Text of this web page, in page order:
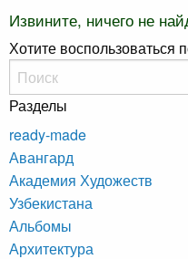
Извините, ничего не
Хотите воспользоваться
Разделы
ready-made
Авангард
Академия Художеств
Узбекистана
Альбомы
Архитектура